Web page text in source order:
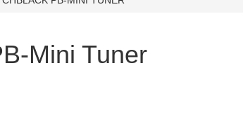
Mini Tuner